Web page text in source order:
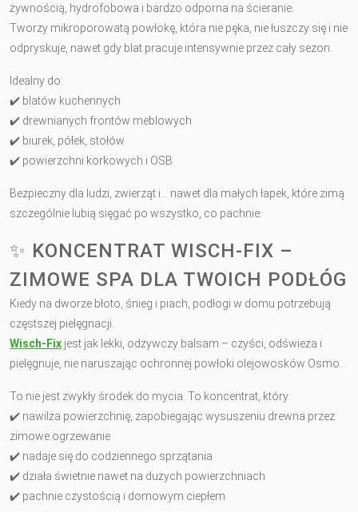
żywnością, hydrofobowa i bardzo odporna na ścieranie.
Tworzy mikroporowatą powłokę, która nie pęka, nie łuszczy się i nie
odpryskuje, nawet gdy blat pracuje intensywnie przez cały sezon.
Idealny do:
✔️ blatów kuchennych
✔️ drewnianych frontów meblowych
✔️ biurek, półek, stołów
✔️ powierzchni korkowych i OSB
Bezpieczny dla ludzi, zwierząt i… nawet dla małych łapek, które zimą
szczególnie lubią sięgać po wszystko, co pachnie.
✨ KONCENTRAT WISCH-FIX –
ZIMOWE SPA DLA TWOICH PODŁÓG
Kiedy na dworze błoto, śnieg i piach, podłogi w domu potrzebują
częstszej pielęgnacji.
Wisch-Fix jest jak lekki, odżywczy balsam – czyści, odświeża i
pielęgnuje, nie naruszając ochronnej powłoki olejowosków Osmo.
To nie jest zwykły środek do mycia. To koncentrat, który:
✔️ nawilża powierzchnię, zapobiegając wysuszeniu drewna przez
zimowe ogrzewanie
✔️ nadaje się do codziennego sprzątania
✔️ działa świetnie nawet na dużych powierzchniach
✔️ pachnie czystością i domowym ciepłem